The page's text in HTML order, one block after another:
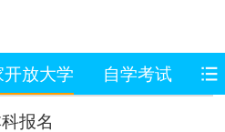
开放大学 自学考试 职
报名